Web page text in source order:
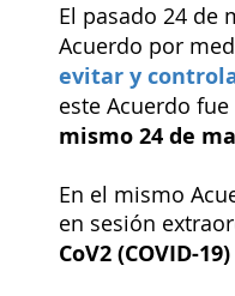
El pasado 24 de
Acuerdo por
evitar y
este Acuerdo
mismo 24 de
En el mismo
en sesión
CoV2 (COVID-19)